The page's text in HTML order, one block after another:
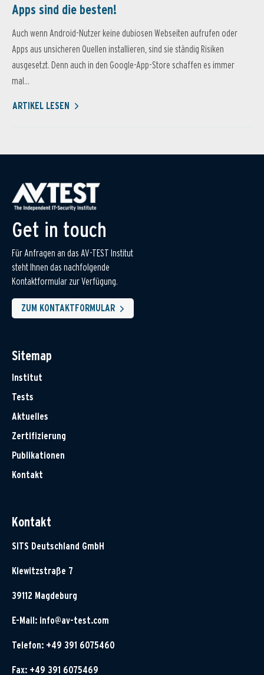
Apps sind die besten!
Auch wenn Android-Nutzer keine dubiosen Webseiten aufrufen oder
Apps aus unsicheren Quellen installieren, sind sie ständig Risiken
ausgesetzt. Denn auch in den Google-App-Store schaffen es immer
mal...
ARTIKEL LESEN
Get in touch
Für Anfragen an das AV-TEST Institut
steht Ihnen das nachfolgende
Kontaktformular zur Verfügung.
ZUM KONTAKTFORMULAR
Sitemap
Institut
Tests
Aktuelles
Zertifizierung
Publikationen
Kontakt
Kontakt
SITS Deutschland GmbH
Klewitzstraße 7
39112 Magdeburg
E-Mail: info@av-test.com
Telefon: +49 391 6075460
Fax: +49 391 6075469